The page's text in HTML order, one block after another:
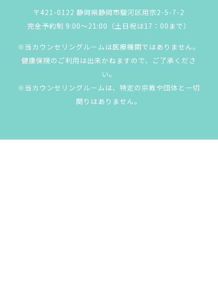
〒421-0122 静岡県静岡市駿河区用宗2-5-7-2
完全予約制 9:00～21:00（土日祝は17：00まで）
※当カウンセリングルームは医療機関ではありません。
健康保険のご利用は出来かねますので、ご了承くださ
い。
※当カウンセリングルームは、特定の宗教や団体と一切
関りはありません。